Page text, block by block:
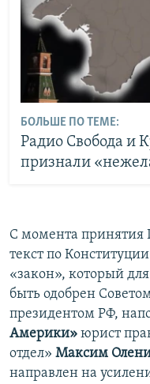
БОЛЬШЕ ПО ТЕМЕ:
Радио Свобода и
признали
С момента принятия
текст по
«закон», который
быть одобрен
президентом РФ,
Америки» юрист
отдел» Максим
направлен на